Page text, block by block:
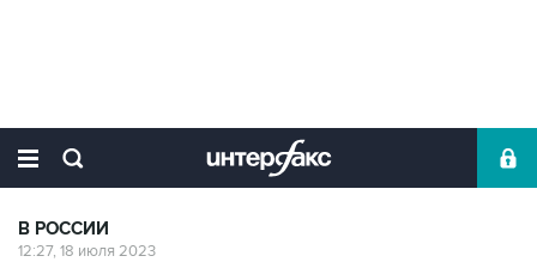
В РОССИИ
12:27, 18 июля 2023